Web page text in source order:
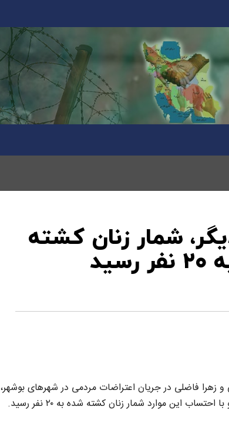
شمار زنان کشته
زهرا فاضلی در جریان اعتراضات مردمی در شهرهای بوشهر،
این موارد شمار زنان کشته شده به ۲۰ نفر رسید.